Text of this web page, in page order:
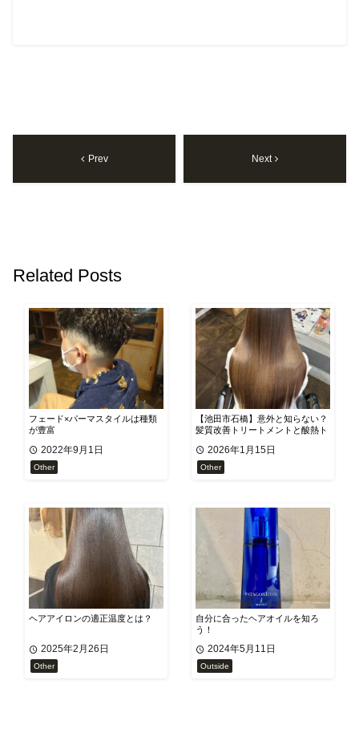
Prev Next
Related Posts
フェード×パーマスタイルは種類
が豊富
2022年9月1日
Other
【池田市石橋】意外と知らない？
髪質改善トリートメントと酸熱ト
2026年1月15日
Other
ヘアアイロンの適正温度とは？
2025年2月26日
Other
自分に合ったヘアオイルを知ろ
う！
2024年5月11日
Outside